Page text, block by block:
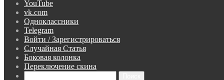
YouTube
vk.com
Одноклассники
Telegram
Войти / Зарегистрироваться
Случайная Статья
Боковая колонка
Переключение скина